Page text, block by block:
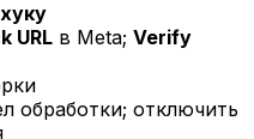
URL в Meta; Verify
обработки; отключить